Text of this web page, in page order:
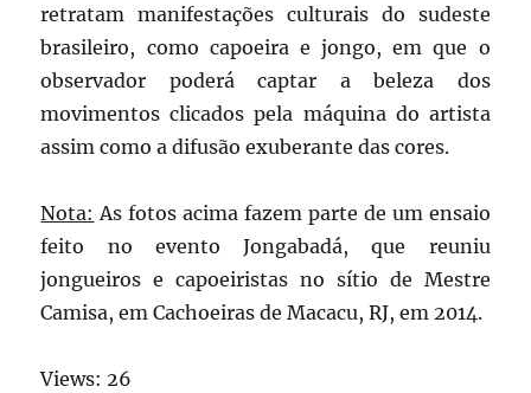
retratam manifestações culturais do sudeste
brasileiro, como capoeira e jongo, em que o
observador poderá captar a beleza dos
movimentos clicados pela máquina do artista
assim como a difusão exuberante das cores.
Nota: As fotos acima fazem parte de um ensaio
feito no evento Jongabadá, que reuniu
jongueiros e capoeiristas no sítio de Mestre
Camisa, em Cachoeiras de Macacu, RJ, em 2014.
Views: 26